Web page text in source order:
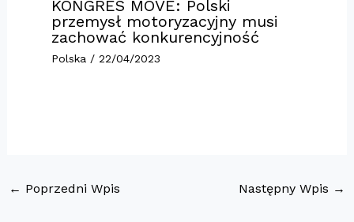
KONGRES MOVE: Polski
przemysł motoryzacyjny musi
zachować konkurencyjność
Polska / 22/04/2023
← Poprzedni Wpis Następny Wpis →